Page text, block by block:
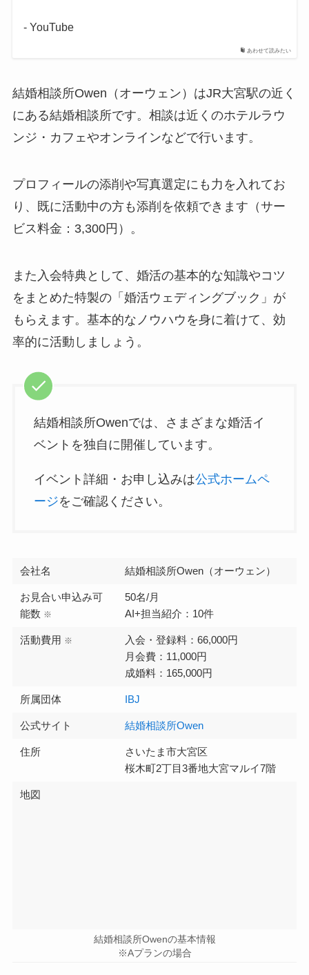
あわせて読みたい
- YouTube
結婚相談所Owen（オーウェン）はJR大宮駅の近く
にある結婚相談所です。相談は近くのホテルラウ
ンジ・カフェやオンラインなどで行います。
プロフィールの添削や写真選定にも力を入れてお
り、既に活動中の方も添削を依頼できます（サー
ビス料金：3,300円）。
また入会特典として、婚活の基本的な知識やコツ
をまとめた特製の「婚活ウェディングブック」が
もらえます。基本的なノウハウを身に着けて、効
率的に活動しましょう。
結婚相談所Owenでは、さまざまな婚活イ
ベントを独自に開催しています。
イベント詳細・お申し込みは公式ホームペ
ージをご確認ください。
会社名 結婚相談所Owen（オーウェン）
お見合い申込み可
能数 ※
50名/月
AI+担当紹介：10件
活動費用 ※
入会・登録料：66,000円
月会費：11,000円
成婚料：165,000円
所属団体 IBJ
公式サイト 結婚相談所Owen
住所
さいたま市大宮区
桜木町2丁目3番地大宮マルイ7階
地図
結婚相談所Owenの基本情報
※Aプランの場合